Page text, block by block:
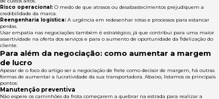
Risco operacional: O medo de que atrasos ou desabastecimentos prejudiquem a
credibilidade da marca.
Reengenharia logística: A urgência em redesenhar rotas e processos para estancar
perdas.
Usar empatia nas negociações também é estratégico, já que contribui para uma maior
assertividade na oferta dos serviços e para o aumento de oportunidade da fidelização do
cliente.
Para além da negociação: como aumentar a margem
de lucro
Apesar de o foco do artigo ser a negociação de frete como decisor de margem, há outras
formas de aumentar a lucratividade da sua transportadora. Abaixo, listamos os principais
pontos:
Manutenção preventiva
Não espere os caminhões da frota começarem a quebrar na estrada para realizar a